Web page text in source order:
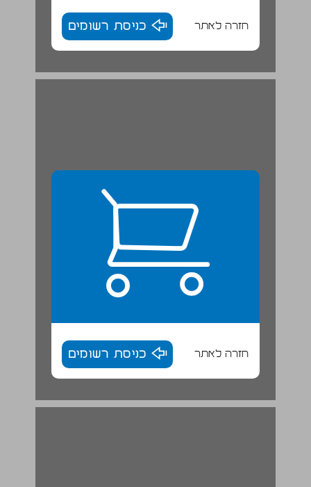
חזרה לאתר כניסת רשומים
חזרה לאתר כניסת רשומים
פרט מתוך "בריחה" מאת אליס מונרו ... 24